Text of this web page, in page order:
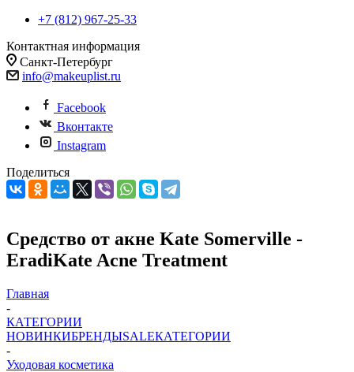
+7 (812) 967-25-33
Контактная информация
Санкт-Петербург
info@makeuplist.ru
Facebook
Вконтакте
Instagram
Поделиться
Средство от акне Kate Somerville -
EradiKate Acne Treatment
Главная
-
КАТЕГОРИИ
НОВИНКИБРЕНДЫSALEКАТЕГОРИИ
-
Уходовая косметика